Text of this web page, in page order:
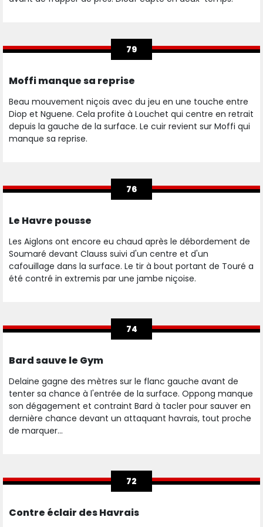
79
Moffi manque sa reprise
Beau mouvement niçois avec du jeu en une touche entre
Diop et Nguene. Cela profite à Louchet qui centre en retrait
depuis la gauche de la surface. Le cuir revient sur Moffi qui
manque sa reprise.
76
Le Havre pousse
Les Aiglons ont encore eu chaud après le débordement de
Soumaré devant Clauss suivi d'un centre et d'un
cafouillage dans la surface. Le tir à bout portant de Touré a
été contré in extremis par une jambe niçoise.
74
Bard sauve le Gym
Delaine gagne des mètres sur le flanc gauche avant de
tenter sa chance à l'entrée de la surface. Oppong manque
son dégagement et contraint Bard à tacler pour sauver en
dernière chance devant un attaquant havrais, tout proche
de marquer...
72
Contre éclair des Havrais